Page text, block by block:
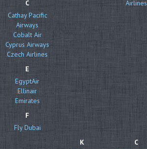
C
Cathay Pacific
Airways
Cobalt Air
Cyprus Airways
Czech Airlines
E
EgyptAir
Ellinair
Emirates
F
Fly Dubai
Airlines
К
С